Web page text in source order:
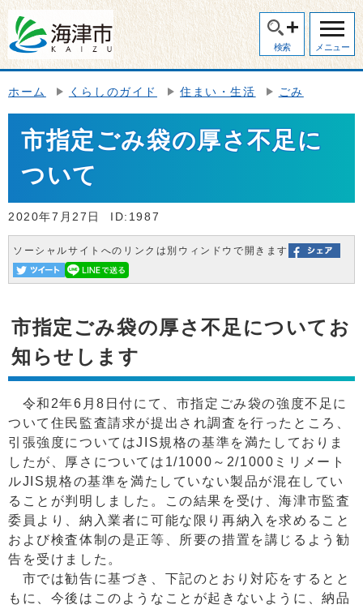
検索 メニュー
ホーム くらしのガイド 住まい・生活 ごみ
市指定ごみ袋の厚さ不足に
ついて
2020年7月27日 ID:1987
ソーシャルサイトへのリンクは別ウィンドウで開きます
市指定ごみ袋の厚さ不足についてお
知らせします
令和2年6月8日付にて、市指定ごみ袋の強度不足に
ついて住民監査請求が提出され調査を行ったところ、
引張強度についてはJIS規格の基準を満たしておりま
したが、厚さについては1/1000～2/1000ミリメート
ルJIS規格の基準を満たしていない製品が混在してい
ることが判明しました。この結果を受け、海津市監査
委員より、納入業者に可能な限り再納入を求めること
および検査体制の是正等、所要の措置を講じるよう勧
告を受けました。
市では勧告に基づき、下記のとおり対応をするとと
もに、今後はこのようなことが起きないように、納品